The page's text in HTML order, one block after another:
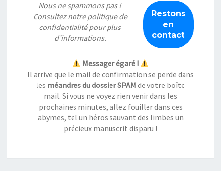
Nous ne spammons pas !
Consultez notrepolitique de
confidentialitépour plus
d’informations.
Messager égaré !
Il arrive que le mail de confirmation se perde dans
les méandres du dossier SPAM de votre boîte
mail. Si vous ne voyez rien venir dans les
prochaines minutes, allez fouiller dans ces
abymes, tel un héros sauvant des limbes un
précieux manuscrit disparu !